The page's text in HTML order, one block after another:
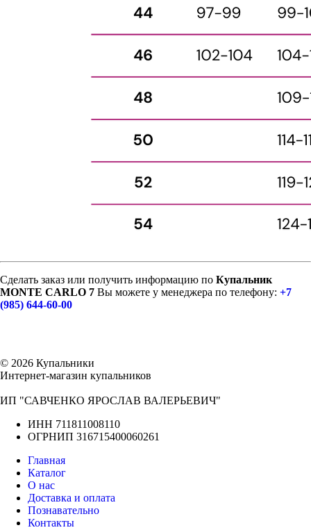
Сделать заказ или получить информацию по Купальник
MONTE CARLO 7 Вы можете у менеджера по телефону: +7
(985) 644-60-00
© 2026 Купальники
Интернет-магазин купальников
ИП "САВЧЕНКО ЯРОСЛАВ ВАЛЕРЬЕВИЧ"
ИНН 711811008110
ОГРНИП 316715400060261
Главная
Каталог
О нас
Доставка и оплата
Познавательно
Контакты